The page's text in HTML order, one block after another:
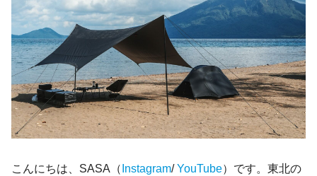
こんにちは、SASA（ Instagram/YouTube）です。東北の